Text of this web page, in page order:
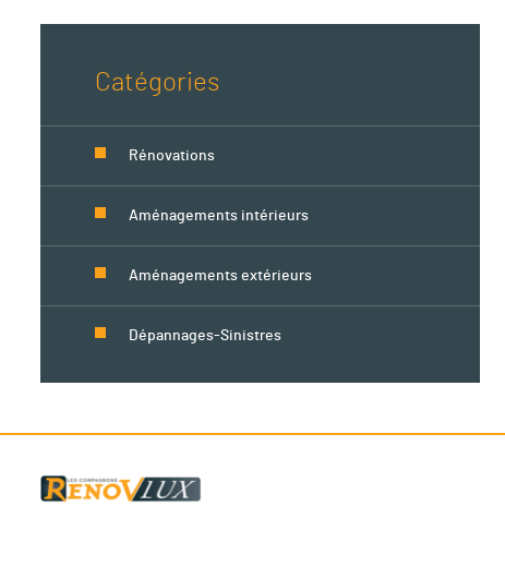
Catégories
Rénovations
Aménagements intérieurs
Aménagements extérieurs
Dépannages-Sinistres